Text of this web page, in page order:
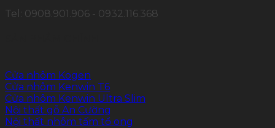
Tel: 0908.901.906 - 0932.116.368
Cửa nhôm Kogen
Cửa nhôm Kenwin T6
Cửa nhôm Kenwin Ultra Slim
Nội thất gỗ An Cường
Nội thất nhôm tấm tổ ong